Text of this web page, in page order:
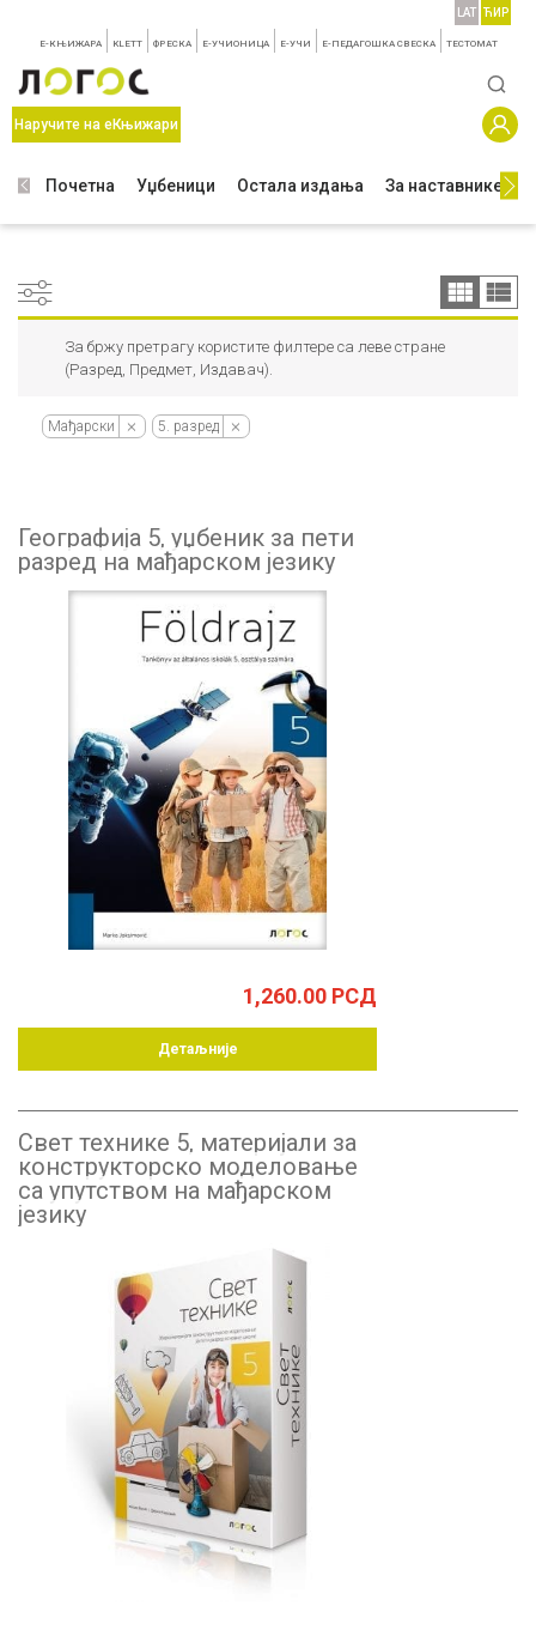
E-КЊИЖАРА KLETT ФРЕСКА E-УЧИОНИЦА E-УЧИ Е-ПЕДАГОШКА СВЕСКА TЕСТОМАТ
LAT ЋИР
Наручите на еКњижари
Почетна Уџбеници Остала издања За наставнике
За бржу претрагу користите филтере са леве стране
(Разред, Предмет, Издавач).
Мађарски 5. разред
Географија 5, уџбеник за пети
разред на мађарском језику
1,260.00 РСД
Детаљније
Свет технике 5, материјали за
конструкторско моделовање
са упутством на мађарском
језику